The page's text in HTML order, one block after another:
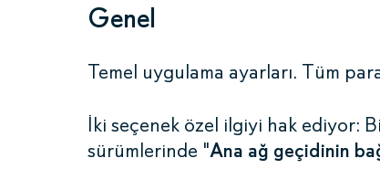
Genel
Temel uygulama ayarları. Tüm
İki seçenek özel ilgiyi hak ediyor:
sürümlerinde "Ana ağ geçidinin